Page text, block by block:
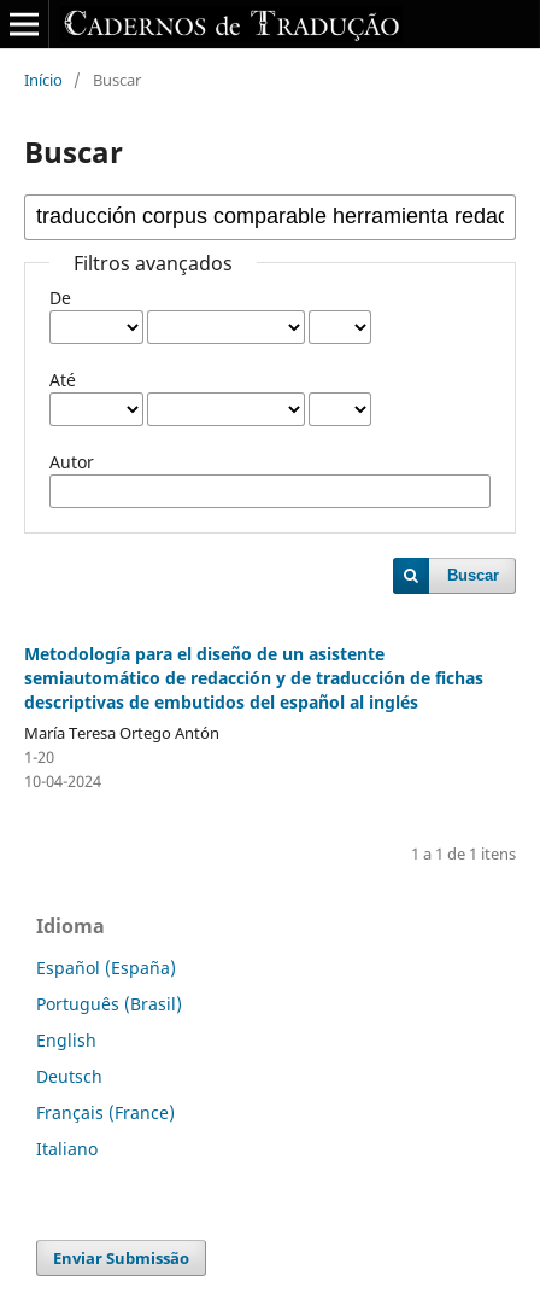
Início / Buscar
Buscar
Filtros avançados
De
Até
Autor
Buscar
Metodología para el diseño de un asistente
semiautomático de redacción y de traducción de fichas
descriptivas de embutidos del español al inglés
María Teresa Ortego Antón
1-20
10-04-2024
1 a 1 de 1 itens
Idioma
Español (España)
Português (Brasil)
English
Deutsch
Français (France)
Italiano
Enviar Submissão